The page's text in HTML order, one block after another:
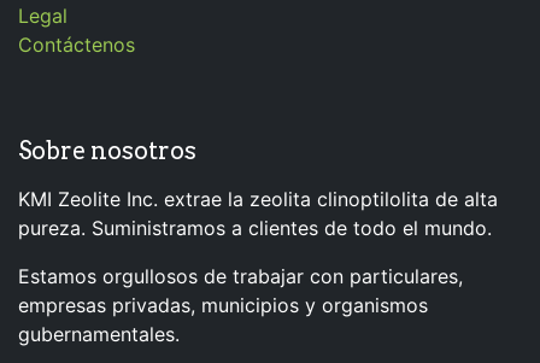
Legal
Contáctenos
Sobre nosotros
KMI Zeolite Inc. extrae la zeolita clinoptilolita de alta
pureza. Suministramos a clientes de todo el mundo.
Estamos orgullosos de trabajar con particulares,
empresas privadas, municipios y organismos
gubernamentales.